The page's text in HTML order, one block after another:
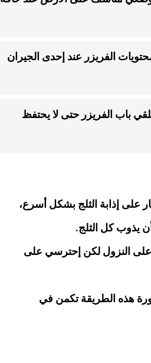
الفريزر عند إحدى الجيران
باب الفريزر حتى لا يحتفظ
على إذابة الثلج بشكل أسرع،
يذوب كل الثلج.
على النزول لكن إحترسي على
هذه الطريقة تكمن في